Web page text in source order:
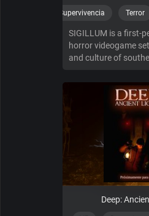
Supervivencia Terror
SIGILLUM is a first-
horror videogame
and culture of
Deep: